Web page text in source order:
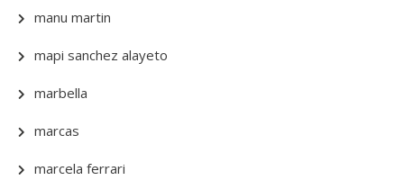
manu martin
mapi sanchez alayeto
marbella
marcas
marcela ferrari